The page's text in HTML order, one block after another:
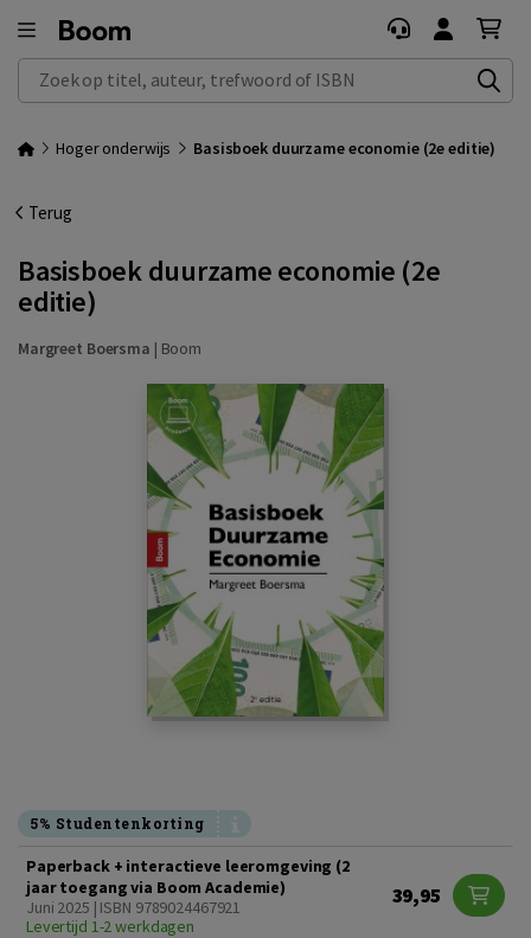
Zoek op titel, auteur, trefwoord of ISBN
Hoger onderwijs Basisboek duurzame economie (2e editie)
Terug
Basisboek duurzame economie (2e
editie)
Margreet Boersma | Boom
5% Studentenkorting
Paperback + interactieve leeromgeving (2
jaar toegang via Boom Academie)
Juni 2025 | ISBN 9789024467921
Levertijd 1-2 werkdagen
39,95